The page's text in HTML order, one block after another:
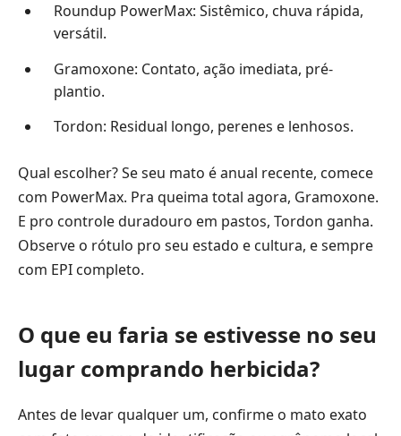
Roundup PowerMax: Sistêmico, chuva rápida,
versátil.
Gramoxone: Contato, ação imediata, pré-
plantio.
Tordon: Residual longo, perenes e lenhosos.
Qual escolher? Se seu mato é anual recente, comece
com PowerMax. Pra queima total agora, Gramoxone.
E pro controle duradouro em pastos, Tordon ganha.
Observe o rótulo pro seu estado e cultura, e sempre
com EPI completo.
O que eu faria se estivesse no seu
lugar comprando herbicida?
Antes de levar qualquer um, confirme o mato exato